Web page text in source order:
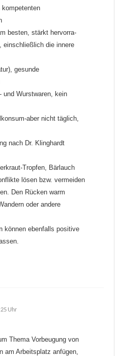
besten, stärkt hervorra-
einschließlich die innere
gesunde
und Wurstwaren, kein
aber nicht täglich,
nach Dr. Klinghardt
Tropfen, Bärlauch
lösen bzw. vermeiden
Den Rücken warm
oder andere
können ebenfalls positive
Uhr
Thema Vorbeugung von
am Arbeitsplatz anfügen,